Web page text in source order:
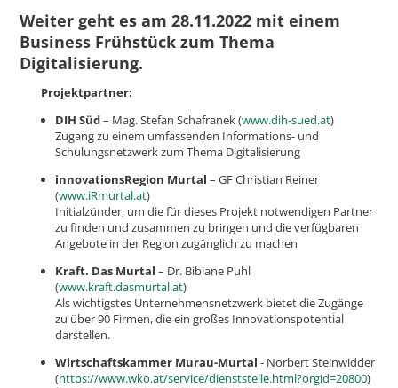
Weiter geht es am 28.11.2022 mit einem
Business Frühstück zum Thema
Digitalisierung.
Projektpartner:
DIH Süd– Mag. Stefan Schafranek (www.dih-sued.at)
​Zugang zu einem umfassenden Informations- und
Schulungsnetzwerk zum Thema Digitalisierung
innovationsRegion Murtal – GF Christian Reiner
(www.iRmurtal.at)
Initialzünder, um die für dieses Projekt notwendigen Partner
zu finden und zusammen zu bringen und die verfügbaren
Angebote in der Region zugänglich zu machen
Kraft. Das Murtal– Dr. Bibiane Puhl
(www.kraft.dasmurtal.at)
​Als wichtigstes Unternehmensnetzwerk bietet die Zugänge
zu über 90 Firmen, die ein großes Innovationspotential
darstellen.
Wirtschaftskammer Murau-Murtal - Norbert Steinwidder
(https://www.wko.at/service/dienststelle.html?orgid=20800)